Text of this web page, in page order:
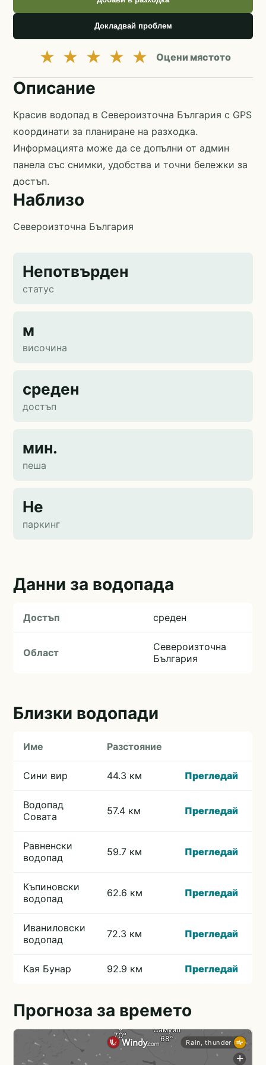
Докладвай проблем
★ ★ ★ ★ ★ Оцени мястото
Описание
Красив водопад в Североизточна България с GPS
координати за планиране на разходка.
Информацията може да се допълни от админ
панела със снимки, удобства и точни бележки за
достъп.
Наблизо
Североизточна България
Непотвърден
статус
м
височина
среден
достъп
мин.
пеша
Не
паркинг
Данни за водопада
Достъп среден
Област
Североизточна
България
Близки водопади
Име Разстояние
Сини вир 44.3 км Прегледай
Водопад
Совата
57.4 км Прегледай
Равненски
водопад
59.7 км Прегледай
Къпиновски
водопад
62.6 км Прегледай
Иваниловски
водопад
72.3 км Прегледай
Кая Бунар 92.9 км Прегледай
Прогноза за времето